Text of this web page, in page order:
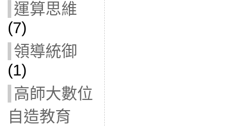
運算思維
(7)
領導統御
(1)
高師大數位
自造教育